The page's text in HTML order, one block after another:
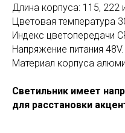
Длина корпуса: 115, 222
Цветовая температура
Индекс цветопередачи
Напряжение питания 48V.
Материал корпуса
Светильник имеет
для расстановки